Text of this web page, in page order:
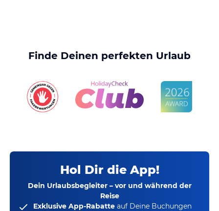
Finde Deinen perfekten Urlaub
Hol Dir die App!
Dein Urlaubsbegleiter – vor und während der
Reise
Exklusive App-Rabatte auf Deine Buchungen